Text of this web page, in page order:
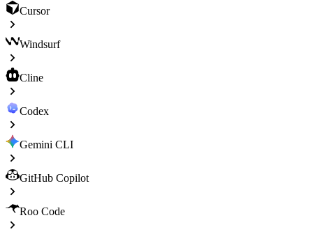
Cursor
Windsurf
Cline
Codex
Gemini CLI
GitHub Copilot
Roo Code